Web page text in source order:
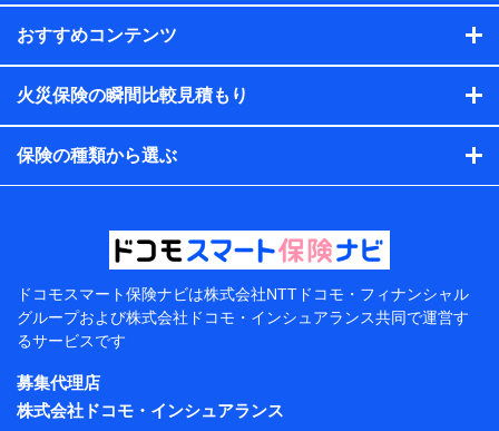
析して、お客さまの趣味・嗜好・傾向に応じたサービス・商
各種セミナーの開催のため
コンサルティングサービスの実施のため
アンケートやキャンペーン等の実施のため
上記に係る案内・手続き・管理等付帯業務を行うため
当該個人データを取り扱う各共同利用者（詳細は次のと
東京都千代田区永田町2丁目11番1号 山王パークタワー
株式会社NTTドコモ 代表取締役社長 前田 義晃
東京都中央区日本橋人形町2-14-10 アーバンネット日
本橋ビル 3F
おすすめコンテンツ
火災保険の瞬間比較見積もり
保険の種類から選ぶ
ドコモスマート保険ナビは株式会社NTTドコモ・フィナンシャル
グループおよび株式会社ドコモ・インシュアランス共同で運営す
るサービスです
募集代理店
株式会社ドコモ・インシュアランス